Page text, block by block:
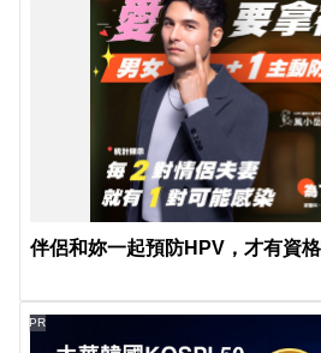
伴侶和妳一起預防HPV，才有資格
PR